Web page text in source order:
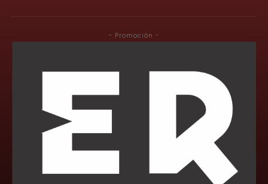
- Promoción -